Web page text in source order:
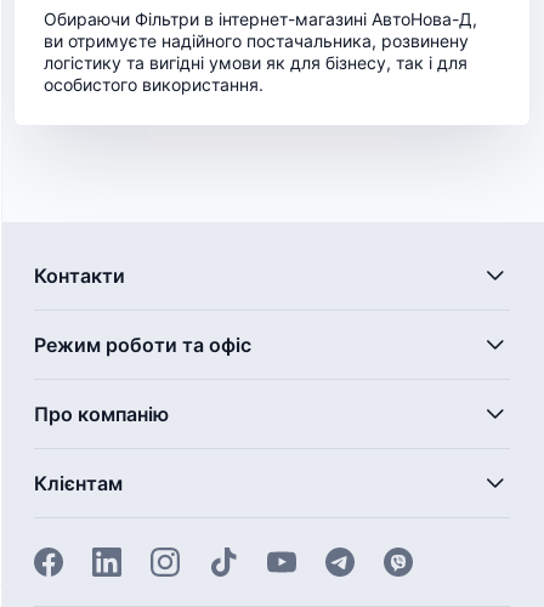
Обираючи Фільтри в інтернет-магазині АвтоНова-Д,
ви отримуєте надійного постачальника, розвинену
логістику та вигідні умови як для бізнесу, так і для
особистого використання.
Контакти
Режим роботи та офіс
Про компанію
Клієнтам